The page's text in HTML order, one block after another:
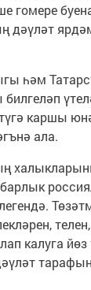
гомере
дәүләт
һәм
каршы
ала.
калуга